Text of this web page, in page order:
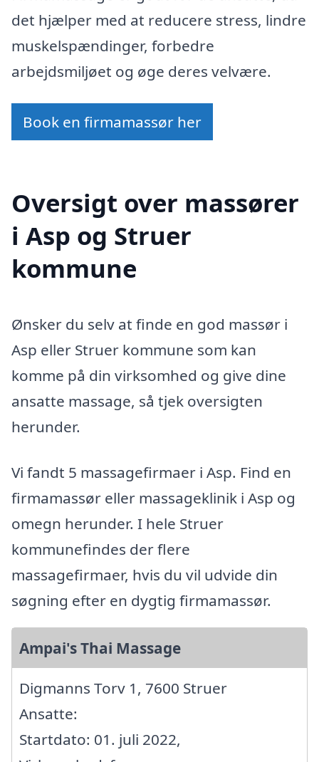
det hjælper med at reducere stress, lindre
muskelspændinger, forbedre
arbejdsmiljøet og øge deres velvære.
Book en firmamassør her
Oversigt over massører
i Asp og Struer
kommune
Ønsker du selv at finde en god massør i
Asp eller Struer kommune som kan
komme på din virksomhed og give dine
ansatte massage, så tjek oversigten
herunder.
Vi fandt 5 massagefirmaer i Asp. Find en
firmamassør eller massageklinik i Asp og
omegn herunder. I hele Struer
kommunefindes der flere
massagefirmaer, hvis du vil udvide din
søgning efter en dygtig firmamassør.
Ampai's Thai Massage
Digmanns Torv 1, 7600 Struer
Ansatte:
Startdato: 01. juli 2022,